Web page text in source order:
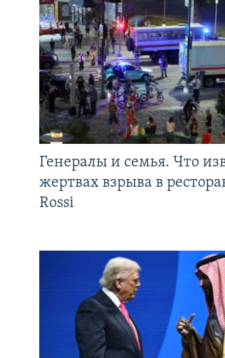
Генералы и семья. Что
жертвах взрыва в
Rossi